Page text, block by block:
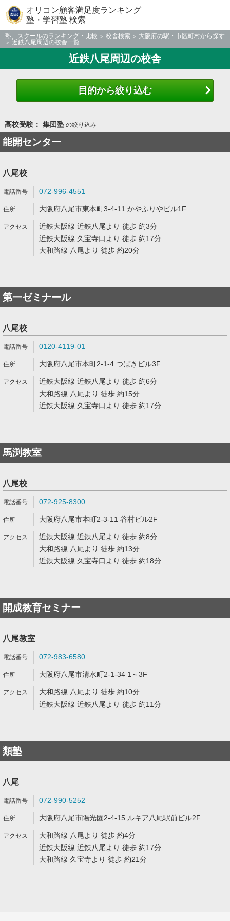
オリコン顧客満足度ランキング
塾・学習塾 検索
塾、スクールのランキング・比較 校舎検索
大阪府の駅・市区町村から探す
近鉄八尾周辺の校舎一覧
近鉄八尾周辺の校舎
目的から絞り込む
高校受験： 集団塾の絞り込み
能開センター
八尾校
072-996-4551
大阪府八尾市東本町3-4-11 かやふりやビル1F
近鉄大阪線 近鉄八尾より 徒歩 約3分
近鉄大阪線 久宝寺口より 徒歩 約17分
大和路線 八尾より 徒歩 約20分
第一ゼミナール
八尾校
0120-4119-01
大阪府八尾市本町2-1-4 つばきビル3F
近鉄大阪線 近鉄八尾より 徒歩 約6分
大和路線 八尾より 徒歩 約15分
近鉄大阪線 久宝寺口より 徒歩 約17分
馬渕教室
八尾校
072-925-8300
大阪府八尾市本町2-3-11 谷村ビル2F
近鉄大阪線 近鉄八尾より 徒歩 約8分
大和路線 八尾より 徒歩 約13分
近鉄大阪線 久宝寺口より 徒歩 約18分
開成教育セミナー
八尾教室
072-983-6580
大阪府八尾市清水町2-1-34 1～3F
大和路線 八尾より 徒歩 約10分
近鉄大阪線 近鉄八尾より 徒歩 約11分
類塾
八尾
072-990-5252
大阪府八尾市陽光園2-4-15 ルキア八尾駅前ビル2F
大和路線 八尾より 徒歩 約4分
近鉄大阪線 近鉄八尾より 徒歩 約17分
大和路線 久宝寺より 徒歩 約21分